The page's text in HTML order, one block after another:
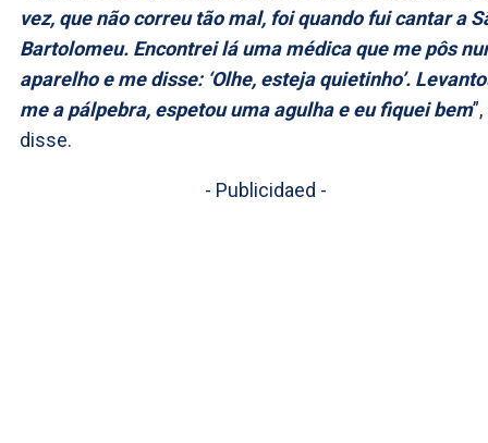
vez, que não correu tão mal, foi quando fui cantar a
Bartolomeu. Encontrei lá uma médica que me pôs
aparelho e me disse: ‘Olhe, esteja quietinho’.
me a pálpebra, espetou uma agulha e eu fiquei bem”,
disse.
- Publicidaed -